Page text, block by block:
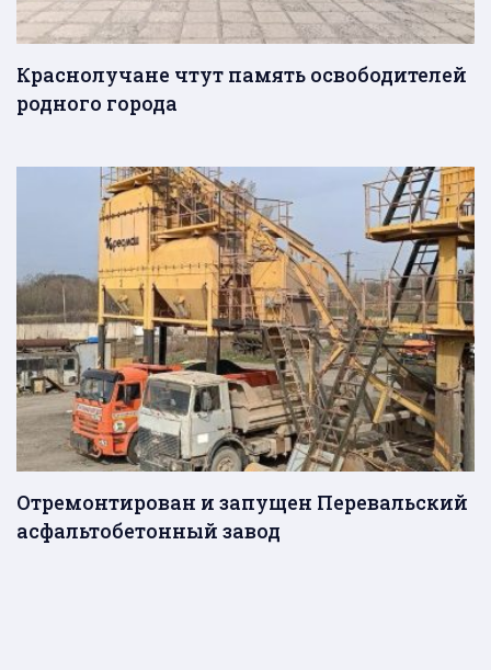
Краснолучане чтут память освободителей
родного города
Отремонтирован и запущен Перевальский
асфальтобетонный завод